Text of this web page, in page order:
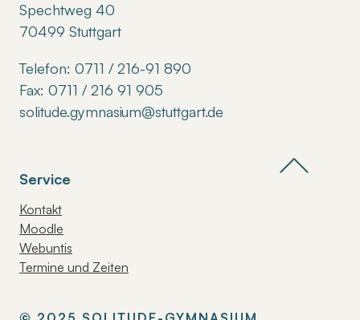
Spechtweg 40
70499 Stuttgart
Telefon: 0711 / 216-91 890
Fax: 0711 / 216 91 905
solitude.gymnasium@stuttgart.de
Service
Kontakt
Moodle
Webuntis
Termine und Zeiten